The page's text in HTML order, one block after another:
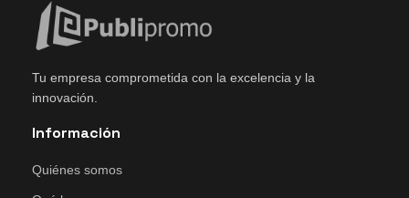
Tu empresa comprometida con la excelencia y la
innovación.
Información
Quiénes somos